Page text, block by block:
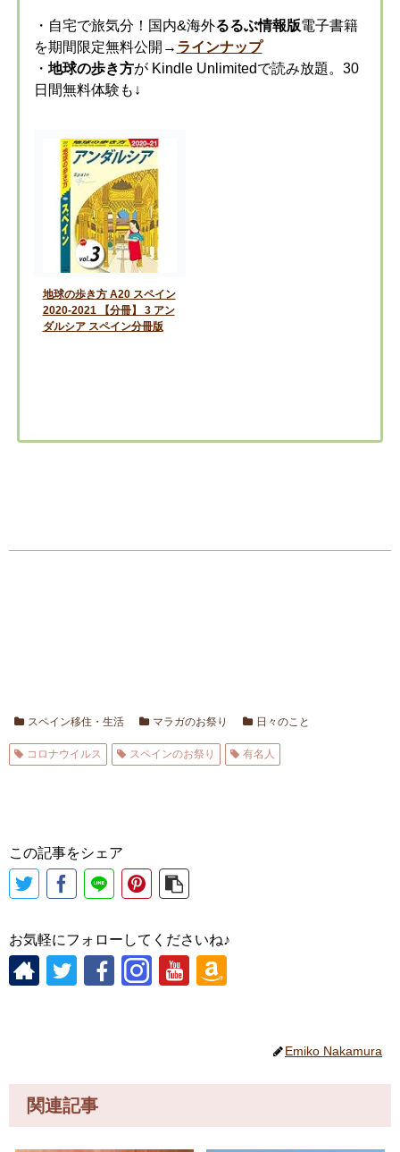
・自宅で旅気分！国内&海外るるぶ情報版電子書籍
を期間限定無料公開→ ラインナップ
・ 地球の歩き方が Kindle Unlimitedで読み放題。30
日間無料体験も↓
地球の歩き方 A20 スペイン
2020-2021 【分冊】 3 アン
ダルシア スペイン分冊版
スペイン移住・生活 マラガのお祭り 日々のこと
コロナウイルス スペインのお祭り 有名人
この記事をシェア
お気軽にフォローしてくださいね♪
Emiko Nakamura
関連記事